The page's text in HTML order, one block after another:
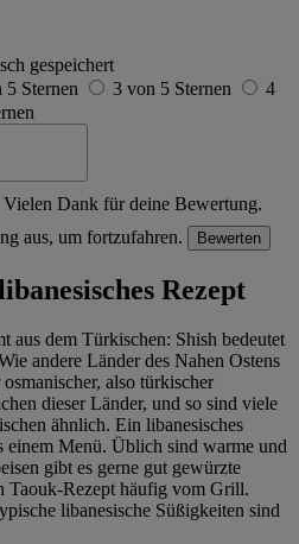
gespeichert
5 Sternen 3 von 5 Sternen
4
Vielen Dank für deine Bewertung.
aus, um fortzufahren.
Bewerten
Rezept
aus dem Türkischen: Shish bedeutet
andere Länder des Nahen Ostens
also türkischer
dieser Länder, und so sind viele
ähnlich. Ein libanesisches
einem Menü. Üblich sind warme und
gibt es gerne gut gewürzte
Taouk-Rezept häufig vom Grill.
libanesische Süßigkeiten sind